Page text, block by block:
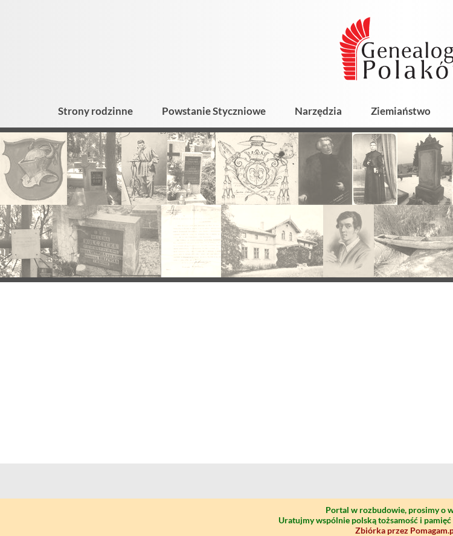
Strony rodzinne Powstanie Styczniowe Narzędzia Ziemiaństwo
Portal w rozbudowie, prosimy o
Uratujmy wspólnie polską tożsamość i
Zbiórka przez